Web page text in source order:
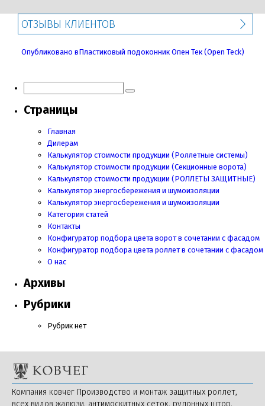
ОТЗЫВЫ КЛИЕНТОВ
Навигация
Опубликовано вПластиковый подоконник Опен Тек (Open Teck)
Страницы
Главная
Дилерам
Калькулятор стоимости продукции (Роллетные системы)
Калькулятор стоимости продукции (Секционные ворота)
Калькулятор стоимости продукции (РОЛЛЕТЫ ЗАЩИТНЫЕ)
Калькулятор энергосбережения и шумоизоляции
Калькулятор энергосбережения и шумоизоляции
Категория статей
Контакты
Конфигуратор подбора цвета ворот в сочетании с фасадом
Конфигуратор подбора цвета роллет в сочетании с фасадом
О нас
Архивы
Рубрики
Рубрик нет
Компания ковчег Производство и монтаж защитных роллет,